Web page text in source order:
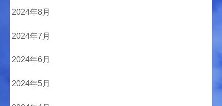
2024年8月
2024年7月
2024年6月
2024年5月